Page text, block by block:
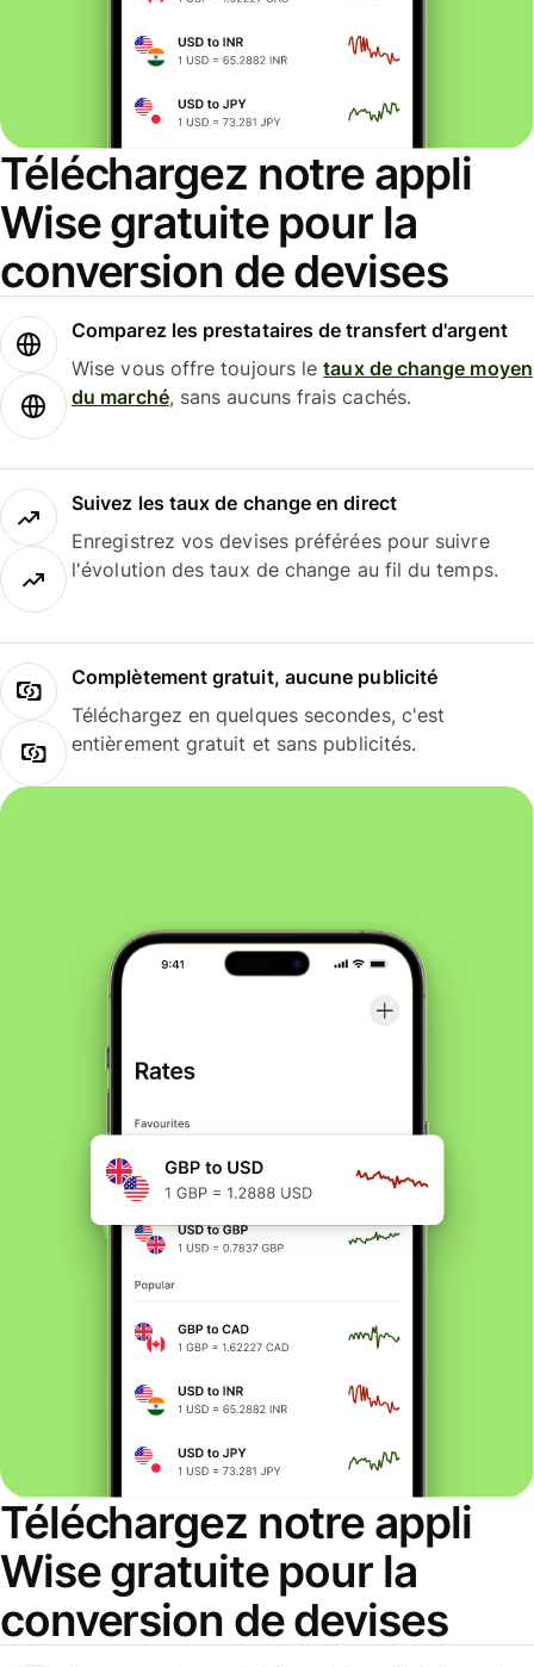
Téléchargez notre appli
Wise gratuite pour la
conversion de devises
Comparez les prestataires de transfert d'argent
Wise vous offre toujours letaux de change moyen
du marché, sans aucuns frais cachés.
Suivez les taux de change en direct
Enregistrez vos devises préférées pour suivre
l'évolution des taux de change au fil du temps.
Complètement gratuit, aucune publicité
Téléchargez en quelques secondes, c'est
entièrement gratuit et sans publicités.
Téléchargez notre appli
Wise gratuite pour la
conversion de devises